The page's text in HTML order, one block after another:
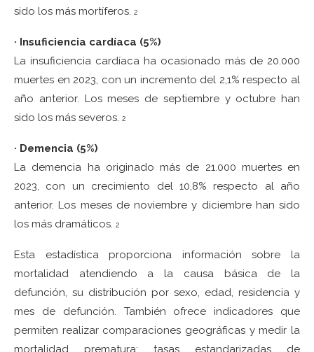
sido los más mortíferos. 2
· Insuficiencia cardíaca (5%)
La insuficiencia cardíaca ha ocasionado más de 20.000
muertes en 2023, con un incremento del 2,1% respecto al
año anterior. Los meses de septiembre y octubre han
sido los más severos. 2
· Demencia (5%)
La demencia ha originado más de 21.000 muertes en
2023, con un crecimiento del 10,8% respecto al año
anterior. Los meses de noviembre y diciembre han sido
los más dramáticos. 2
Esta estadística proporciona información sobre la
mortalidad atendiendo a la causa básica de la
defunción, su distribución por sexo, edad, residencia y
mes de defunción. También ofrece indicadores que
permiten realizar comparaciones geográficas y medir la
mortalidad prematura: tasas estandarizadas de